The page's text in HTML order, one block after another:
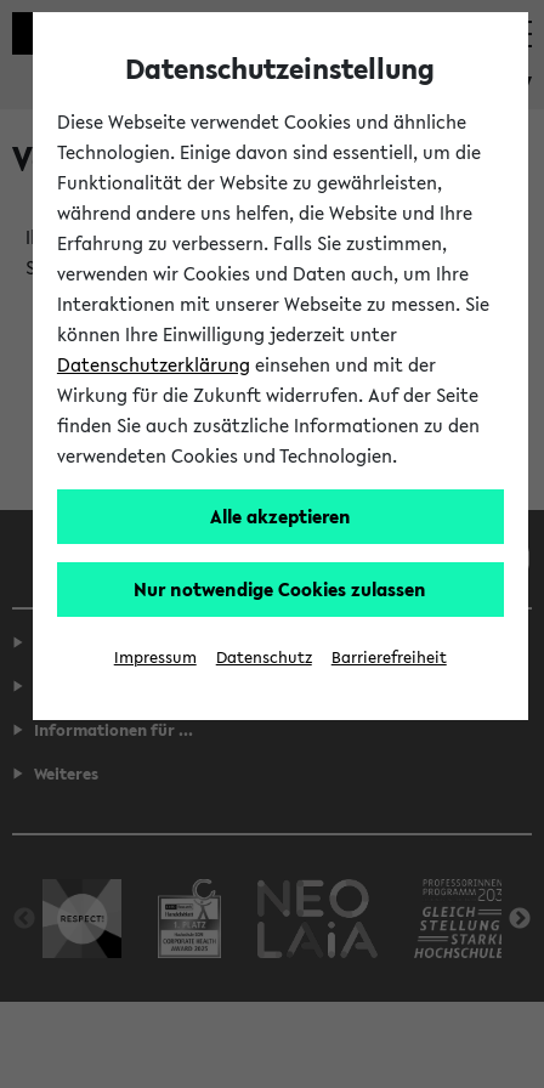
eKVV
Verlauf
Ihr Verlauf ist leer. Er wird sich im Verlauf Ihrer eKVV
Sitzung füllen.
Informationen für ...
Weiteres
Datenschutzeinstellung
Diese Webseite verwendet Cookies und ähnliche
Technologien. Einige davon sind essentiell, um die
Funktionalität der Website zu gewährleisten,
während andere uns helfen, die Website und Ihre
Erfahrung zu verbessern. Falls Sie zustimmen,
verwenden wir Cookies und Daten auch, um Ihre
Interaktionen mit unserer Webseite zu messen. Sie
können Ihre Einwilligung jederzeit unter
Datenschutzerklärung einsehen und mit der
Wirkung für die Zukunft widerrufen. Auf der Seite
finden Sie auch zusätzliche Informationen zu den
verwendeten Cookies und Technologien.
Alle akzeptieren
Nur notwendige Cookies zulassen
Impressum Datenschutz Barrierefreiheit